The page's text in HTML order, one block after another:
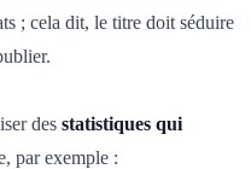
; cela dit, le titre doit séduire
des statistiques qui
par exemple :